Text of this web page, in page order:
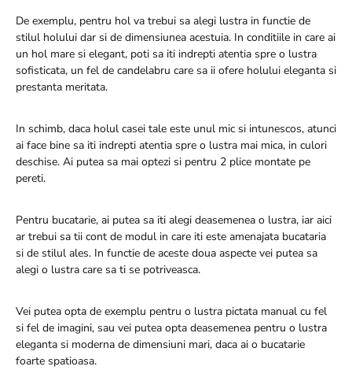
De exemplu, pentru hol va trebui sa alegi lustra in functie de
stilul holului dar si de dimensiunea acestuia. In conditiile in care ai
un hol mare si elegant, poti sa iti indrepti atentia spre o lustra
sofisticata, un fel de candelabru care sa ii ofere holului eleganta si
prestanta meritata.
In schimb, daca holul casei tale este unul mic si intunescos, atunci
ai face bine sa iti indrepti atentia spre o lustra mai mica, in culori
deschise. Ai putea sa mai optezi si pentru 2 plice montate pe
pereti.
Pentru bucatarie, ai putea sa iti alegi deasemenea o lustra, iar aici
ar trebui sa tii cont de modul in care iti este amenajata bucataria
si de stilul ales. In functie de aceste doua aspecte vei putea sa
alegi o lustra care sa ti se potriveasca.
Vei putea opta de exemplu pentru o lustra pictata manual cu fel
si fel de imagini, sau vei putea opta deasemenea pentru o lustra
eleganta si moderna de dimensiuni mari, daca ai o bucatarie
foarte spatioasa.